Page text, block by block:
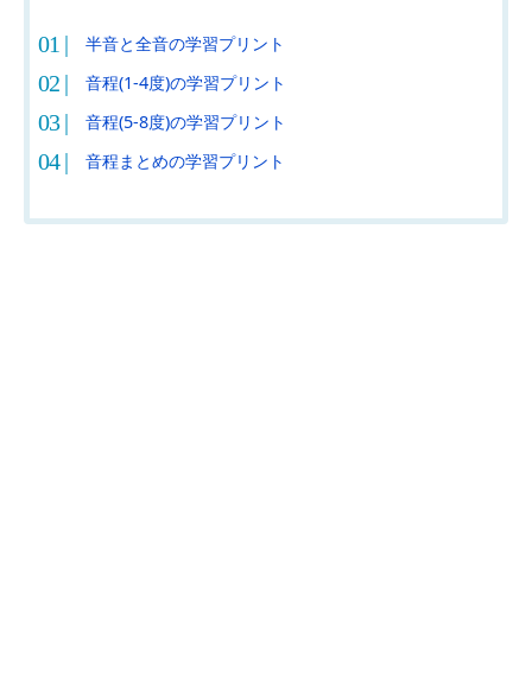
半音と全音の学習プリント
音程(1-4度)の学習プリント
音程(5-8度)の学習プリント
音程まとめの学習プリント